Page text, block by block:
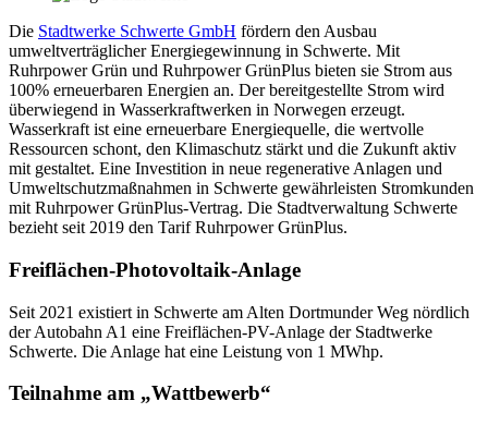
Die Stadtwerke Schwerte GmbH fördern den Ausbau
umweltverträglicher Energiegewinnung in Schwerte. Mit
Ruhrpower Grün und Ruhrpower GrünPlus bieten sie Strom aus
100% erneuerbaren Energien an. Der bereitgestellte Strom wird
überwiegend in Wasserkraftwerken in Norwegen erzeugt.
Wasserkraft ist eine erneuerbare Energiequelle, die wertvolle
Ressourcen schont, den Klimaschutz stärkt und die Zukunft aktiv
mit gestaltet. Eine Investition in neue regenerative Anlagen und
Umweltschutzmaßnahmen in Schwerte gewährleisten Stromkunden
mit Ruhrpower GrünPlus-Vertrag. Die Stadtverwaltung Schwerte
bezieht seit 2019 den Tarif Ruhrpower GrünPlus.
Freiflächen-Photovoltaik-Anlage
Seit 2021 existiert in Schwerte am Alten Dortmunder Weg nördlich
der Autobahn A1 eine Freiflächen-PV-Anlage der Stadtwerke
Schwerte. Die Anlage hat eine Leistung von 1 MWhp.
Teilnahme am „Wattbewerb“